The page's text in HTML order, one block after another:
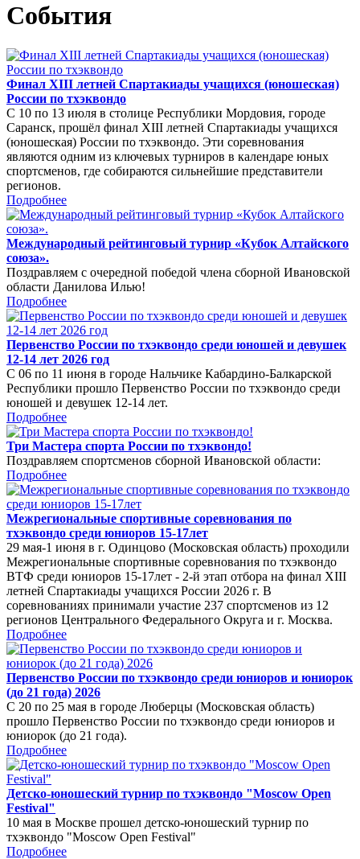
События
Финал XIII летней Спартакиады учащихся (юношеская)
России по тхэквондо
С 10 по 13 июля в столице Республики Мордовия, городе
Саранск, прошёл финал XIII летней Спартакиады учащихся
(юношеская) России по тхэквондо. Эти соревнования
являются одним из ключевых турниров в календаре юных
спортсменов, где собираются сильнейшие представители
регионов.
Подробнее
Международный рейтинговый турнир «Кубок Алтайского
союза».
Поздравляем с очередной победой члена сборной Ивановской
области Данилова Илью!
Подробнее
Первенство России по тхэквондо среди юношей и девушек
12-14 лет 2026 год
С 06 по 11 июня в городе Нальчике Кабардино-Балкарской
Республики прошло Первенство России по тхэквондо среди
юношей и девушек 12-14 лет.
Подробнее
Три Мастера спорта России по тхэквондо!
Поздравляем спортсменов сборной Ивановской области:
Подробнее
Межрегиональные спортивные соревнования по
тхэквондо среди юниоров 15-17лет
29 мая-1 июня в г. Одинцово (Московская область) проходили
Межрегиональные спортивные соревнования по тхэквондо
ВТФ среди юниоров 15-17лет - 2-й этап отбора на финал XIII
летней Спартакиады учащихся России 2026 г. В
соревнованиях принимали участие 237 спортсменов из 12
регионов Центрального Федерального Округа и г. Москва.
Подробнее
Первенство России по тхэквондо среди юниоров и юниорок
(до 21 года) 2026
С 20 по 25 мая в городе Люберцы (Московская область)
прошло Первенство России по тхэквондо среди юниоров и
юниорок (до 21 года).
Подробнее
Детско-юношеский турнир по тхэквондо "Moscow Open
Festival"
10 мая в Москве прошел детско-юношеский турнир по
тхэквондо "Moscow Open Festival"
Подробнее